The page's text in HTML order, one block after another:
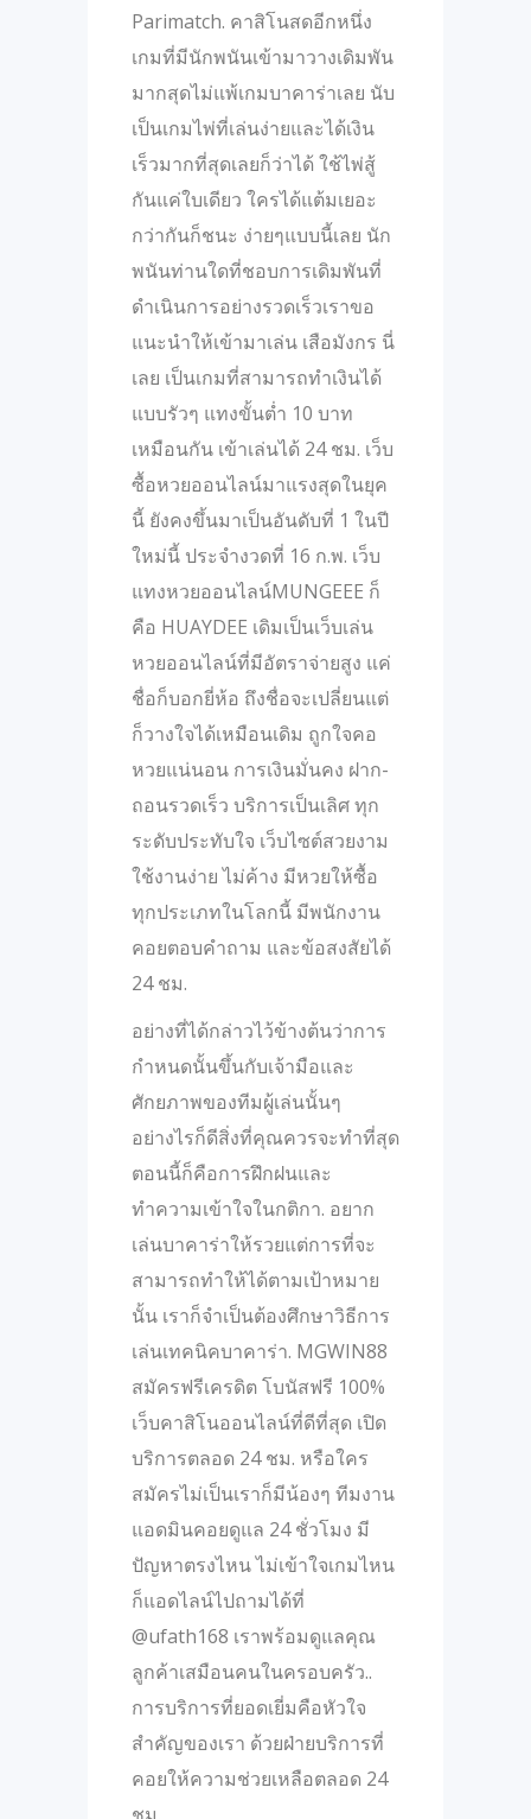
Parimatch. คาสิโนสดอีกหนึ่ง
เกมที่มีนักพนันเข้ามาวางเดิมพัน
มากสุดไม่แพ้เกมบาคาร่าเลย นับ
เป็นเกมไพ่ที่เล่นง่ายและได้เงิน
เร็วมากที่สุดเลยก็ว่าได้ ใช้ไพ่สู้
กันแค่ใบเดียว ใครได้แต้มเยอะ
กว่ากันก็ชนะ ง่ายๆแบบนี้เลย นัก
พนันท่านใดที่ชอบการเดิมพันที่
ดำเนินการอย่างรวดเร็วเราขอ
แนะนำให้เข้ามาเล่น เสือมังกร นี่
เลย เป็นเกมที่สามารถทำเงินได้
แบบรัวๆ แทงขั้นต่ำ 10 บาท
เหมือนกัน เข้าเล่นได้ 24 ชม. เว็บ
ซื้อหวยออนไลน์มาแรงสุดในยุค
นี้ ยังคงขึ้นมาเป็นอันดับที่ 1 ในปี
ใหม่นี้ ประจำงวดที่ 16 ก.พ. เว็บ
แทงหวยออนไลน์MUNGEEE ก็
คือ HUAYDEE เดิมเป็นเว็บเล่น
หวยออนไลน์ที่มีอัตราจ่ายสูง แค่
ชื่อก็บอกยี่ห้อ ถึงชื่อจะเปลี่ยนแต่
ก็วางใจได้เหมือนเดิม ถูกใจคอ
หวยแน่นอน การเงินมั่นคง ฝาก-
ถอนรวดเร็ว บริการเป็นเลิศ ทุก
ระดับประทับใจ เว็บไซต์สวยงาม
ใช้งานง่าย ไม่ค้าง มีหวยให้ซื้อ
ทุกประเภทในโลกนี้ มีพนักงาน
คอยตอบคำถาม และข้อสงสัยได้
24 ชม.
อย่างที่ได้กล่าวไว้ข้างต้นว่าการ
กำหนดนั้นขึ้นกับเจ้ามือและ
ศักยภาพของทีมผู้เล่นนั้นๆ
อย่างไรก็ดีสิ่งที่คุณควรจะทำที่สุด
ตอนนี้ก็คือการฝึกฝนและ
ทำความเข้าใจในกติกา. อยาก
เล่นบาคาร่าให้รวยแต่การที่จะ
สามารถทำให้ได้ตามเป้าหมาย
นั้น เราก็จำเป็นต้องศึกษาวิธีการ
เล่นเทคนิคบาคาร่า. MGWIN88
สมัครฟรีเครดิต โบนัสฟรี 100%
เว็บคาสิโนออนไลน์ที่ดีที่สุด เปิด
บริการตลอด 24 ชม. หรือใคร
สมัครไม่เป็นเราก็มีน้องๆ ทีมงาน
แอดมินคอยดูแล 24 ชั่วโมง มี
ปัญหาตรงไหน ไม่เข้าใจเกมไหน
ก็แอดไลน์ไปถามได้ที่
@ufath168 เราพร้อมดูแลคุณ
ลูกค้าเสมือนคนในครอบครัว..
การบริการที่ยอดเยี่มคือหัวใจ
สำคัญของเรา ด้วยฝ่ายบริการที่
คอยให้ความช่วยเหลือตลอด 24